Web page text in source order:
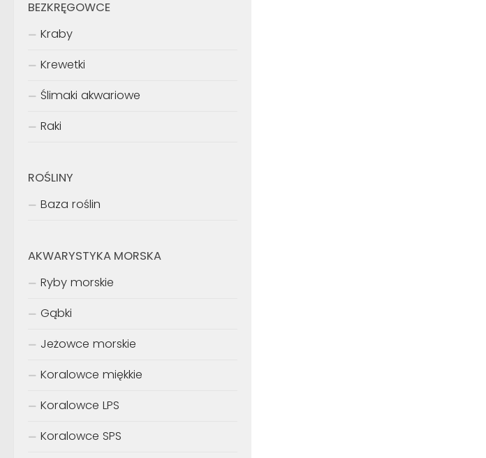
BEZKRĘGOWCE
Kraby
Krewetki
Ślimaki akwariowe
Raki
ROŚLINY
Baza roślin
AKWARYSTYKA MORSKA
Ryby morskie
Gąbki
Jeżowce morskie
Koralowce miękkie
Koralowce LPS
Koralowce SPS